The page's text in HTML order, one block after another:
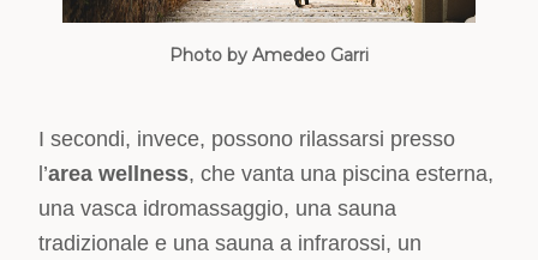
Photo by Amedeo Garri
I secondi, invece, possono rilassarsi presso
l’area wellness, che vanta una piscina esterna,
una vasca idromassaggio, una sauna
tradizionale e una sauna a infrarossi, un